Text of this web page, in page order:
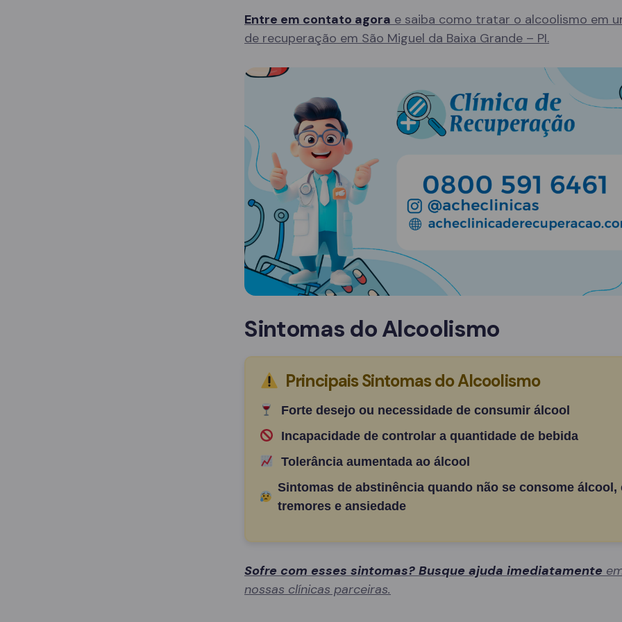
Entre em contato agora e saiba como tratar o alcoolismo em
de recuperação em São Miguel da Baixa Grande – PI.
Sintomas do Alcoolismo
Principais Sintomas do Alcoolismo
Forte desejo ou necessidade de consumir álcool
Incapacidade de controlar a quantidade de bebida
Tolerância aumentada ao álcool
Sintomas de abstinência quando não se consome álcool,
tremores e ansiedade
Sofre com esses sintomas? Busque ajuda imediatamente
nossas clínicas parceiras.